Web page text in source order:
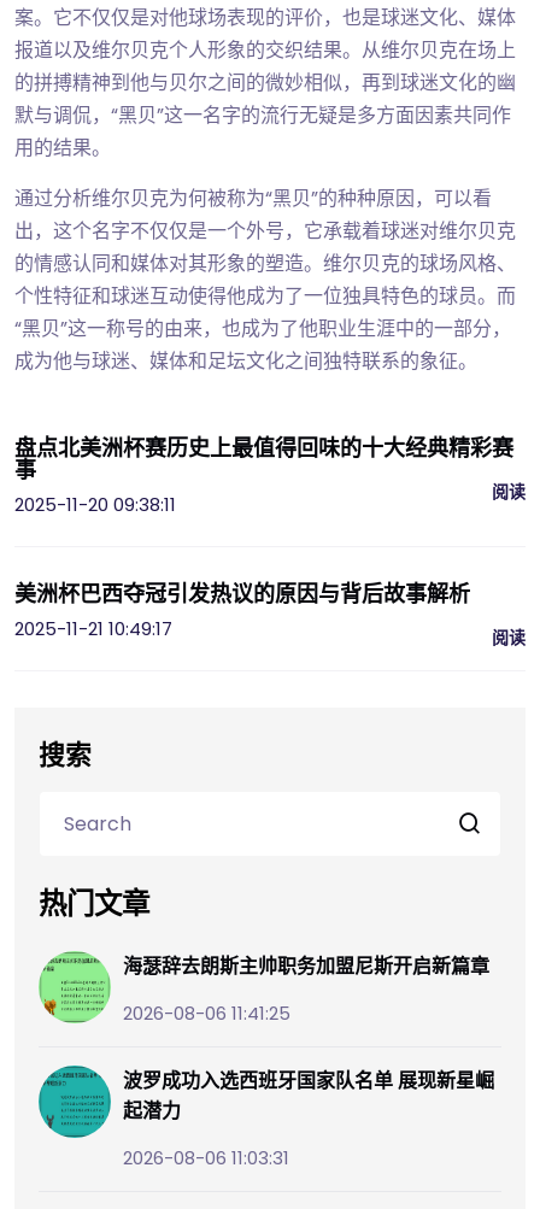
案。它不仅仅是对他球场表现的评价，也是球迷文化、媒体
报道以及维尔贝克个人形象的交织结果。从维尔贝克在场上
的拼搏精神到他与贝尔之间的微妙相似，再到球迷文化的幽
默与调侃，“黑贝”这一名字的流行无疑是多方面因素共同作
用的结果。
通过分析维尔贝克为何被称为“黑贝”的种种原因，可以看
出，这个名字不仅仅是一个外号，它承载着球迷对维尔贝克
的情感认同和媒体对其形象的塑造。维尔贝克的球场风格、
个性特征和球迷互动使得他成为了一位独具特色的球员。而
“黑贝”这一称号的由来，也成为了他职业生涯中的一部分，
成为他与球迷、媒体和足坛文化之间独特联系的象征。
盘点北美洲杯赛历史上最值得回味的十大经典精彩赛
事
2025-11-20 09:38:11
阅读
美洲杯巴西夺冠引发热议的原因与背后故事解析
2025-11-21 10:49:17
阅读
搜索
热门文章
海瑟辞去朗斯主帅职务加盟尼斯开启新篇章
2026-08-06 11:41:25
波罗成功入选西班牙国家队名单 展现新星崛
起潜力
2026-08-06 11:03:31